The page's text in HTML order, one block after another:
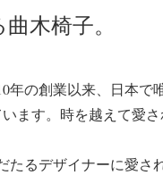
木椅子。
年の創業以来、日本で
ます。時を越えて愛さ
たるデザイナーに愛さ